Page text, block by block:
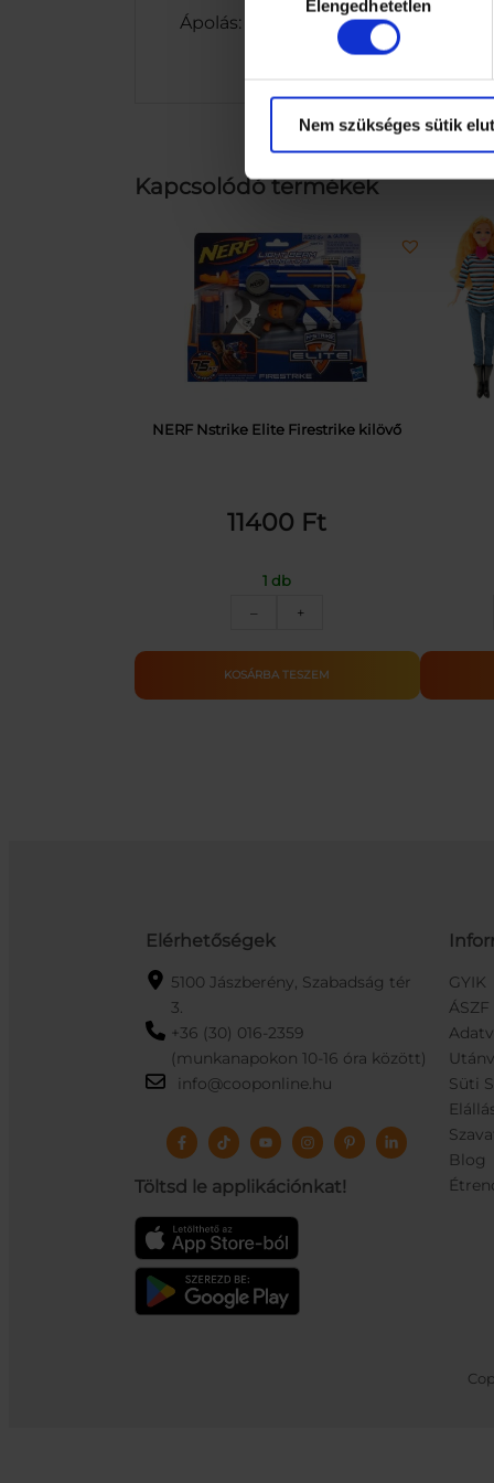
kiválasztásaElengedhetetlen
Nem szükséges sütik
Ápolás: Kézi mosás enyhe
Kapcsolódó termékek
NERF Nstrike Elite Firestrike kilövő
11400 Ft
1 db
–
Elite
Firestrike
+
KOSÁRBA TESZEM
Elérhetőségek
5100 Jászberény, Szabadság tér
3.
+36 (30) 016-2359
(munkanapokon 10-16 óra között)
info@cooponline.hu
Töltsd le applikációnkat!
GYIK
ÁSZF
Süti
Blog